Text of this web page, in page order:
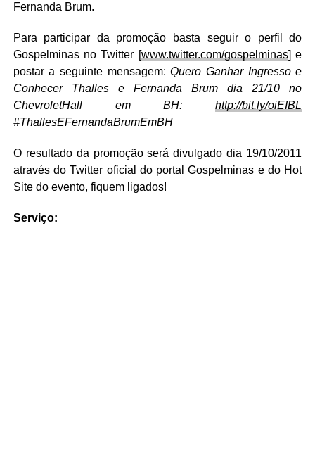
Fernanda Brum.
Para participar da promoção basta seguir o perfil do
Gospelminas no Twitter [www.twitter.com/gospelminas] e
postar a seguinte mensagem:Quero Ganhar Ingresso e
Conhecer Thalles e Fernanda Brum dia 21/10 no
ChevroletHall em BH:http://bit.ly/oiEIBL
#ThallesEFernandaBrumEmBH
O resultado da promoção será divulgado dia 19/10/2011
através do Twitter oficial do portal Gospelminas e do Hot
Site do evento, fiquem ligados!
Serviço: